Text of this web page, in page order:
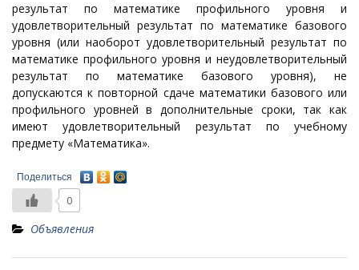
результат по математике профильного уровня и
удовлетворительный результат по математике базового
уровня (или наоборот удовлетворительный результат по
математике профильного уровня и неудовлетворительный
результат по математике базового уровня), не
допускаются к повторной сдаче математики базового или
профильного уровней в дополнительные сроки, так как
имеют удовлетворительный результат по учебному
предмету «Математика».
Поделиться
0
Объявления